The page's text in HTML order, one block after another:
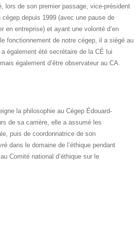
lors de son premier passage, vice-président
depuis 1999 (avec une pause de
en entreprise) et ayant une volonté d’en
fonctionnement de notre cégep, il a siégé au
également été secrétaire de la CÉ lui
également d’être observateur au CA.
la philosophie au Cégep Édouard-
de sa carrière, elle a assumé les
puis de coordonnatrice de son
dans le domaine de l’éthique pendant
Comité national d’éthique sur le